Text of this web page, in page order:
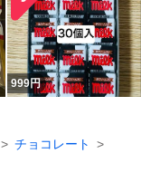
999円
チョコレート